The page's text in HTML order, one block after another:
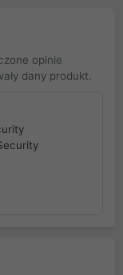
opinie
dany produkt.